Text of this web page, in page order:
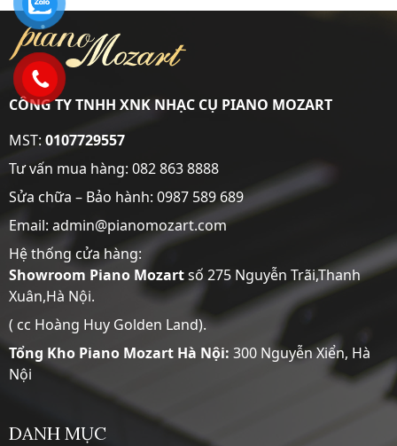
CÔNG TY TNHH XNK NHẠC CỤ PIANO MOZART
MST:0107729557
Tư vấn mua hàng: 082 863 8888
Sửa chữa – Bảo hành: 0987 589 689
Email: admin@pianomozart.com
Hệ thống cửa hàng:
Showroom Piano Mozartsố 275 Nguyễn Trãi,Thanh
Xuân,Hà Nội.
( cc Hoàng Huy Golden Land).
Tổng Kho Piano Mozart Hà Nội: 300 Nguyễn Xiển, Hà
Nội
DANH MỤC